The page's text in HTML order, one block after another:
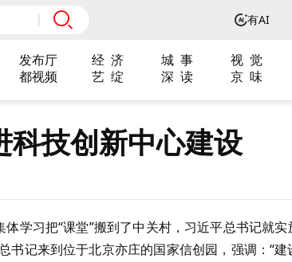
有AI
发布厅 经 济 城 事 视 觉
都视频 艺 绽 深 读 京 味
科技创新中心建设
学习把“课堂”搬到了中关村，习近平总书记就
书记来到位于北京亦庄的国家信创园，强调：“